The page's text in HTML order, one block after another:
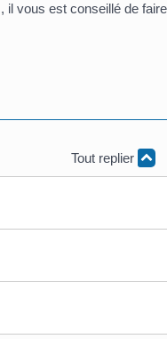
vous est conseillé de
Tout replier